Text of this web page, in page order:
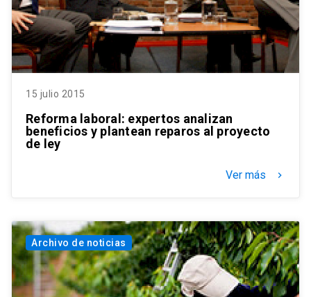
15 julio 2015
Reforma laboral: expertos analizan
beneficios y plantean reparos al proyecto
de ley
Ver más keyboard_arrow_right
Archivo de noticias